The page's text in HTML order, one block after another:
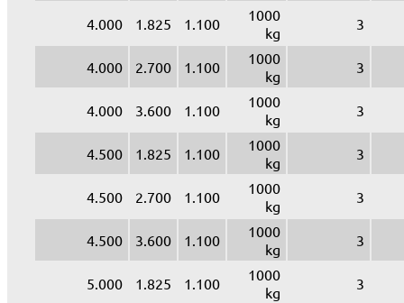
4.000 1.825 1.100
1000
kg
3
4.000 2.700 1.100
1000
kg
3
4.000 3.600 1.100
1000
kg
3
4.500 1.825 1.100
1000
kg
3
4.500 2.700 1.100
1000
kg
3
4.500 3.600 1.100
1000
kg
3
5.000 1.825 1.100
1000
kg
3